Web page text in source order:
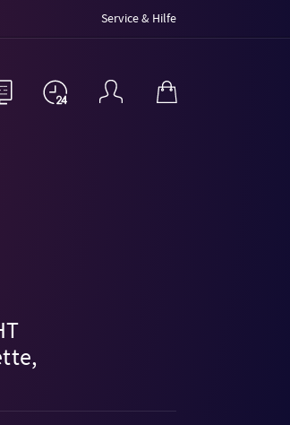
Service & Hilfe